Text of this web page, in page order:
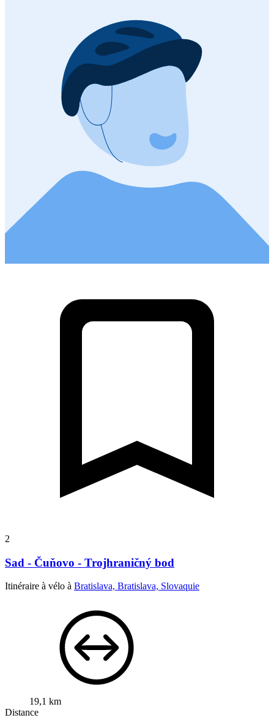
2
Sad - Čuňovo - Trojhraničný bod
Itinéraire à vélo à Bratislava, Bratislava, Slovaquie
19,1 km
Distance